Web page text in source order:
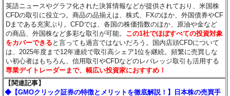
英語ニュースやグラフ化された決算情報などが提供されており、米国株
CFDの取引に役立つ。商品の品揃えは、株式、FXのほか、外国債券やCF
Dまである充実ぶり。CFDでは、各国の株価指数のほか、原油や金など
の商品、外国株など多彩な取引が可能。 この1社でほぼすべての投資対象
をカバーできる と言っても過言ではないだろう。国内店頭CFDについて
は、2025年度まで12年連続で取引高シェア1位を継続。頻繁に売買しな
い初心者はもちろん、信用取引やCFDなどのレバレッジ取引も活用する
専業デイトレーダーまで、幅広い投資家におすすめ！
【関連記事】
◆【GMOクリック証券の特徴とメリットを徹底解説！】日本株の売買手